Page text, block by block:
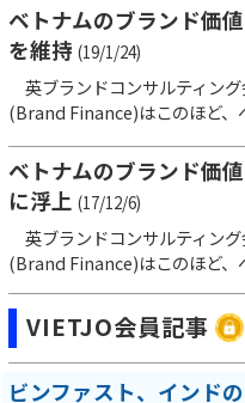
ベトナムのブランド価
を維持 (19/1/24)
英ブランドコンサルティン
(Brand Finance)はこのほど、
ベトナムのブランド価
に浮上 (17/12/6)
英ブランドコンサルティン
(Brand Finance)はこのほど、
VIETJO会員記事
ビンファスト、インド